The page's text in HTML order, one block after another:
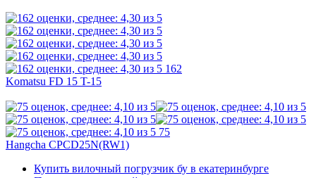
162
Komatsu FD 15 T-15
75
Hangcha CPCD25N(RW1)
Купить вилочный погрузчик бу в екатеринбурге